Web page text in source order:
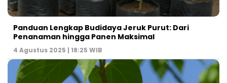
Panduan Lengkap Budidaya Jeruk Purut: Dari
Penanaman hingga Panen Maksimal
4 Agustus 2025 | 18:25 WIB